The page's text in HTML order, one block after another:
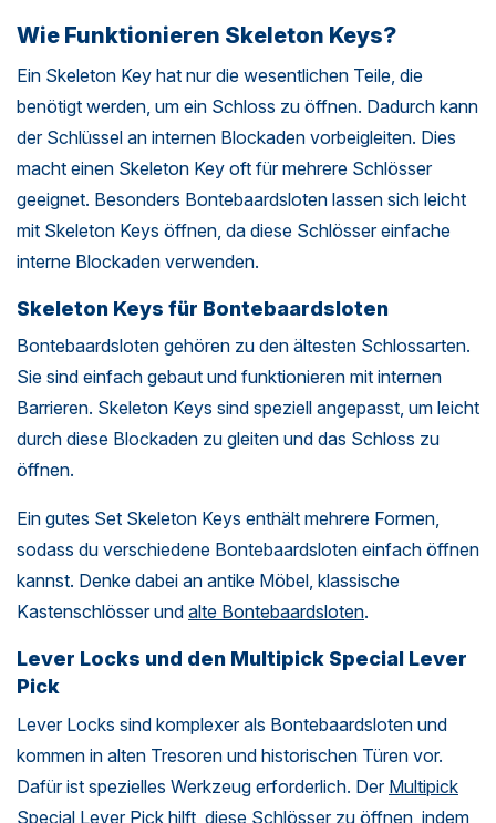
Wie Funktionieren Skeleton Keys?
Ein Skeleton Key hat nur die wesentlichen Teile, die
benötigt werden, um ein Schloss zu öffnen. Dadurch kann
der Schlüssel an internen Blockaden vorbeigleiten. Dies
macht einen Skeleton Key oft für mehrere Schlösser
geeignet. Besonders Bontebaardsloten lassen sich leicht
mit Skeleton Keys öffnen, da diese Schlösser einfache
interne Blockaden verwenden.
Skeleton Keys für Bontebaardsloten
Bontebaardsloten gehören zu den ältesten Schlossarten.
Sie sind einfach gebaut und funktionieren mit internen
Barrieren. Skeleton Keys sind speziell angepasst, um leicht
durch diese Blockaden zu gleiten und das Schloss zu
öffnen.
Ein gutes Set Skeleton Keys enthält mehrere Formen,
sodass du verschiedene Bontebaardsloten einfach öffnen
kannst. Denke dabei an antike Möbel, klassische
Kastenschlösser und alte Bontebaardsloten.
Lever Locks und den Multipick Special Lever
Pick
Lever Locks sind komplexer als Bontebaardsloten und
kommen in alten Tresoren und historischen Türen vor.
Dafür ist spezielles Werkzeug erforderlich. Der Multipick
Special Lever Pick hilft, diese Schlösser zu öffnen, indem